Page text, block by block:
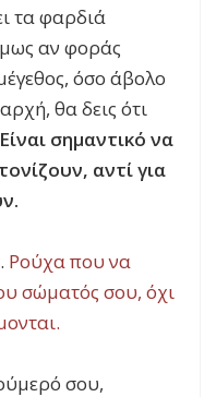
τα φαρδιά
αν φοράς
όσο άβολο
θα δεις ότι
Είναι σημαντικό να
αντί για
Ρούχα που να
σώματός σου, όχι
σου,